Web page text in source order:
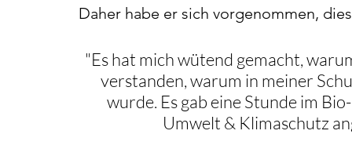
Daher habe er sich vorgenommen,
"Es hat mich wütend gemacht,
verstanden, warum in meiner
wurde. Es gab eine Stunde im
Umwelt & Klimaschutz